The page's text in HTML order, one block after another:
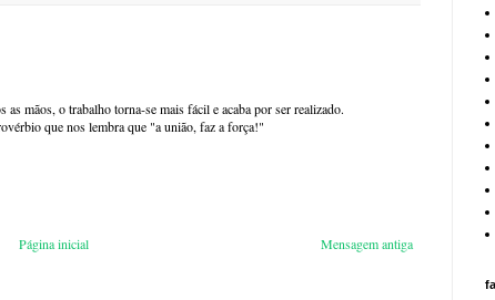
mãos, o trabalho torna-se mais fácil e acaba por ser realizado.
que nos lembra que "a união, faz a força!"
Mensagem antiga
Página inicial